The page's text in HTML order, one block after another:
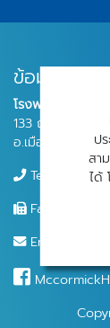
ข้อมูลติดต่อ
โรงพยาบาลแมคค
133 ถนน แก้วนว
อ.เมืองเชียงใหม่
Tel: 053-
Fax: 053-
Email:
ป
สา
ได้